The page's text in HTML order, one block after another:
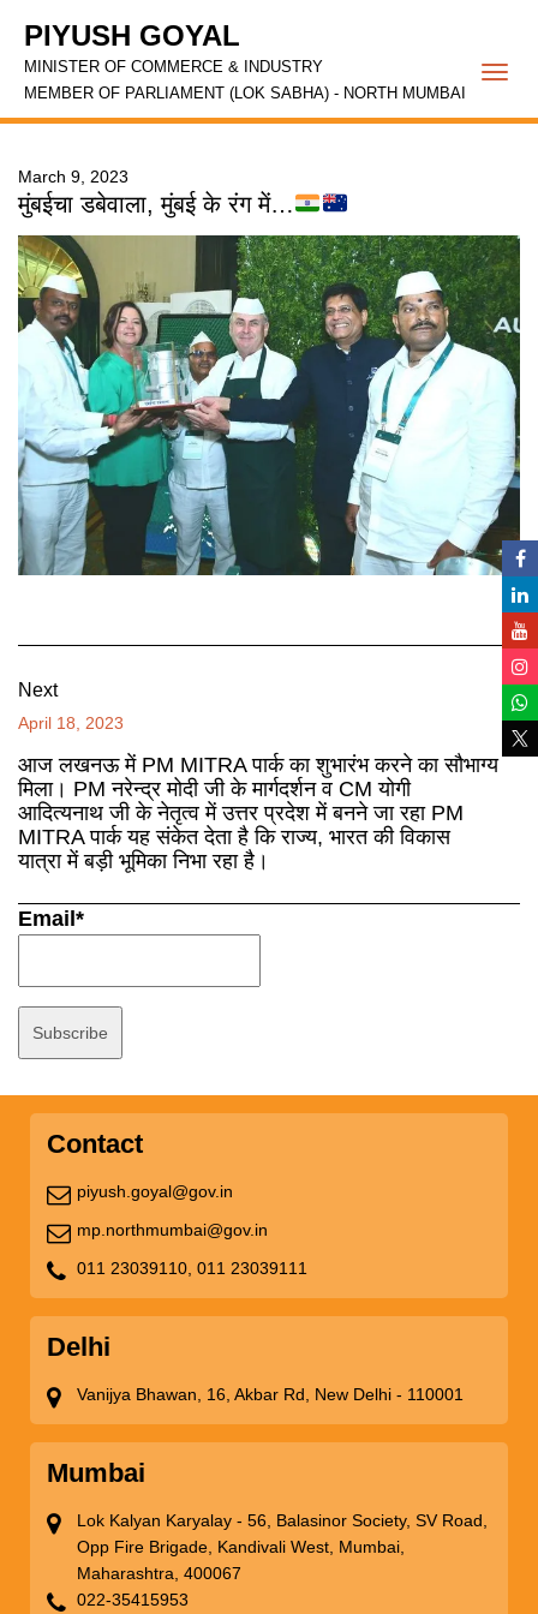
PIYUSH GOYAL
MINISTER OF COMMERCE & INDUSTRY
MEMBER OF PARLIAMENT (LOK SABHA) - NORTH MUMBAI
March 9, 2023
मुंबईचा डबेवाला, मुंबई के रंग में…
Next
April 18, 2023
आज लखनऊ में PM MITRA पार्क का शुभारंभ करने का सौभाग्य
मिला। PM नरेन्द्र मोदी जी के मार्गदर्शन व CM योगी
आदित्यनाथ जी के नेतृत्व में उत्तर प्रदेश में बनने जा रहा PM
MITRA पार्क यह संकेत देता है कि राज्य, भारत की विकास
यात्रा में बड़ी भूमिका निभा रहा है।
Email*
Contact
piyush.goyal@gov.in
mp.northmumbai@gov.in
011 23039110, 011 23039111
Delhi
Vanijya Bhawan, 16, Akbar Rd, New Delhi - 110001
Mumbai
Lok Kalyan Karyalay - 56, Balasinor Society, SV Road,
Opp Fire Brigade, Kandivali West, Mumbai,
Maharashtra, 400067
022-35415953